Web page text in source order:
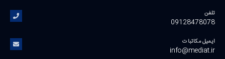
تلفن
09128478078
ایمیل مکاتبات
info@mediat.ir